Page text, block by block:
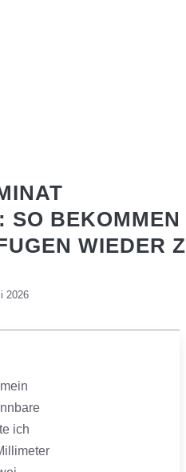
BEKOMMEN S
WIEDER ZU
2026
ich